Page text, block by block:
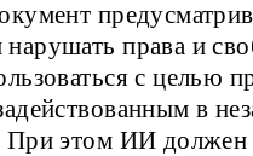
права и
с целью
в
При этом ИИ должен